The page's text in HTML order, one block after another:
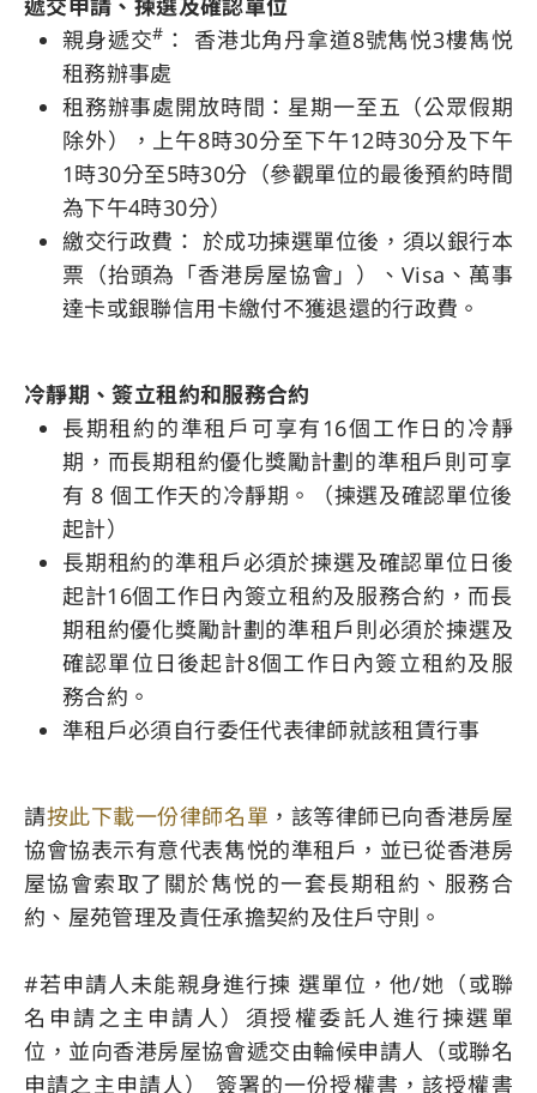
遞交申請、揀選及確認單位
親身遞交# ： 香港北角丹拿道8號雋悦3樓雋悦
租務辦事處
租務辦事處開放時間：星期一至五（公眾假期
除外），上午8時30分至下午12時30分及下午
1時30分至5時30分（參觀單位的最後預約時間
為下午4時30分）
繳交行政費： 於成功揀選單位後，須以銀行本
票（抬頭為「香港房屋協會」）、Visa、萬事
達卡或銀聯信用卡繳付不獲退還的行政費。
冷靜期、簽立租約和服務合約
長期租約的準租戶可享有16個工作日的冷靜
期， 而長期租約優化獎勵計劃的準租戶則可享
有 8 個工作天的冷靜期。
（揀選及確認單位後
起計）
長期租約的準租戶必須於揀選及確認單位日後
起計16個工作日內簽立租約及服務合約， 而長
期租約優化獎勵計劃的準租戶則必須於揀選及
確認單位日後起計8個工作日內簽立租約及服
務合約 。
準租戶必須自行委任代表律師就該租賃行事
請按此下載一份律師名單 ，該等律師已向香港房屋
協會協表示有意代表雋悦的準租戶，並已從香港房
屋協會索取了關於雋悦的一套長期租約、服務合
約、屋苑管理及責任承擔契約及住戶守則。
#若申請人未能親身進行揀 選單位，他/她（或聯
名申請之主申請人）須授權委託人進行揀選單
位，並向香港房屋協會遞交由輪候申請人（或聯名
申請之主申請人） 簽署的一份授權書，該授權書